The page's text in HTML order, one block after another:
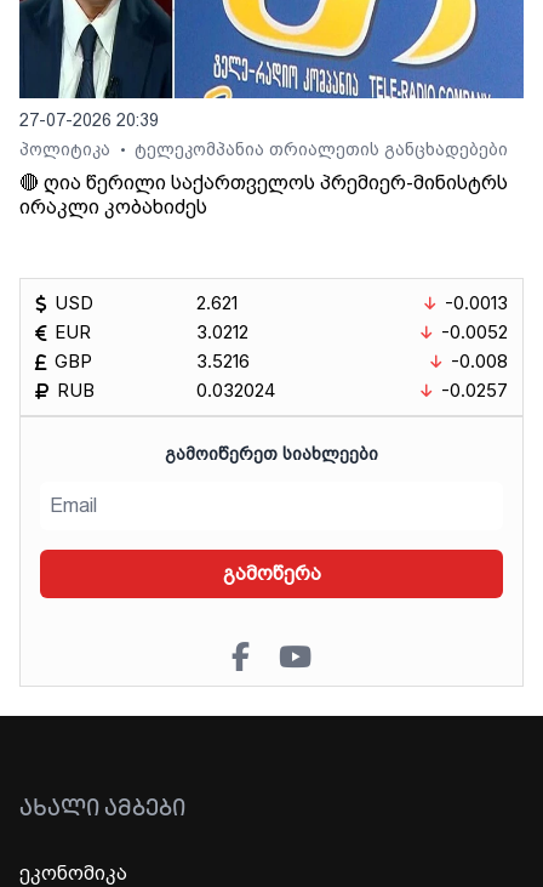
27-07-2026 20:39
პოლიტიკა
• ტელეკომპანია თრიალეთის განცხადებები
🔴 ღია წერილი საქართველოს პრემიერ-მინისტრს
ირაკლი კობახიძეს
USD
EUR
GBP
RUB
2.621
3.0212
3.5216
0.032024
-0.0013
-0.0052
-0.008
-0.0257
ᲒᲐᲛᲝᲘᲬᲔᲠᲔᲗ ᲡᲘᲐᲮᲚᲔᲔᲑᲘ
გამოწერა
ᲐᲮᲐᲚᲘ ᲐᲛᲑᲔᲑᲘ
ეკონომიკა